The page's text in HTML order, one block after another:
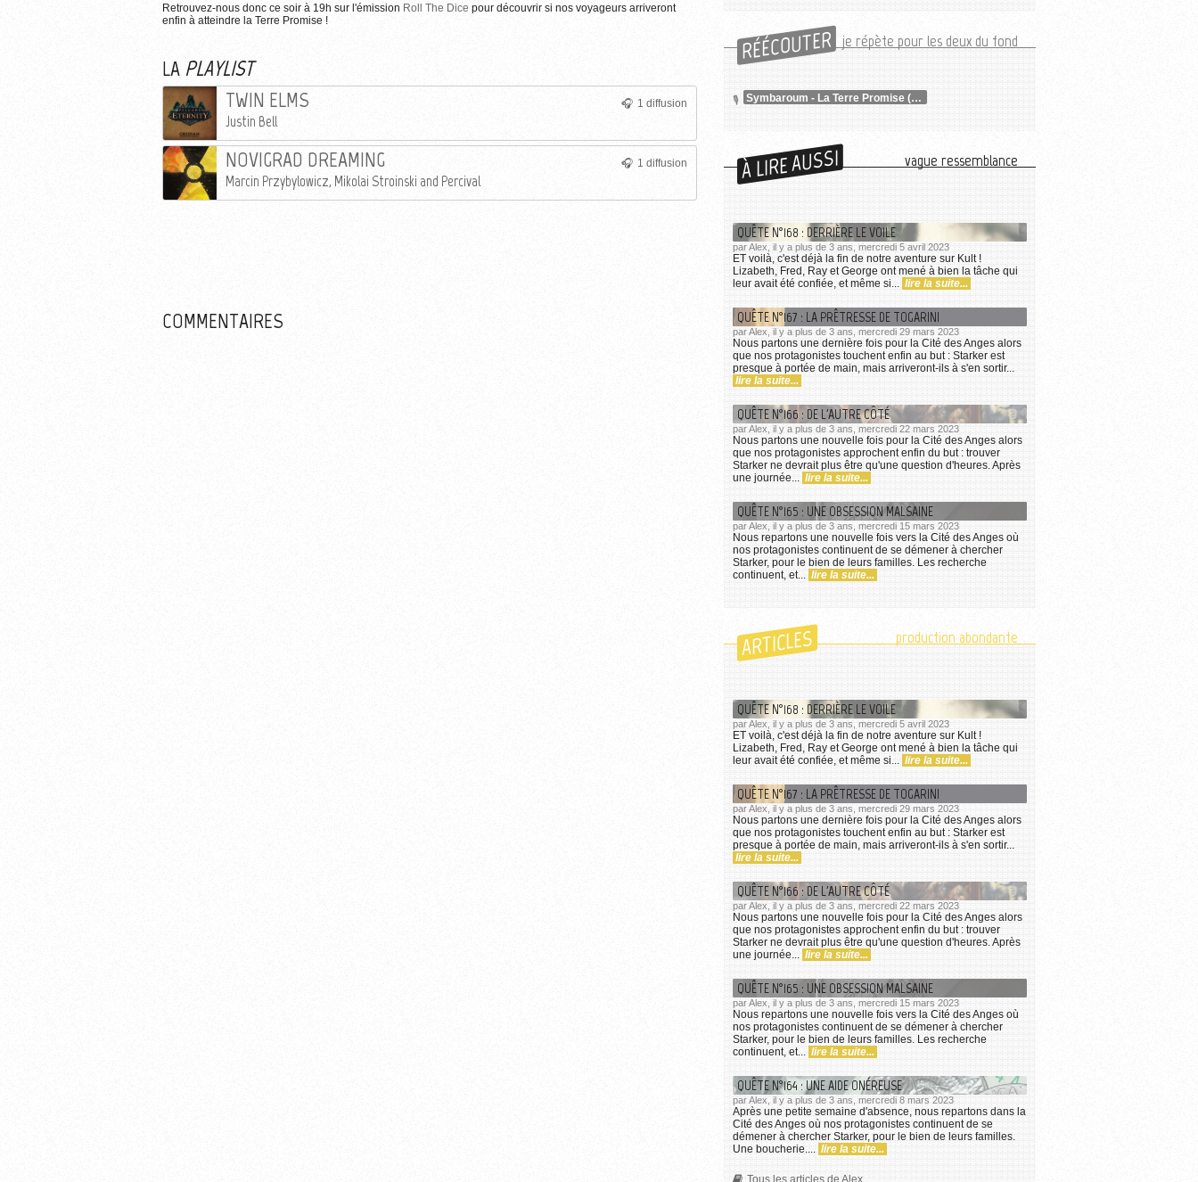
Retrouvez-nous donc ce soir à 19h sur l'émission Roll The Dice pour découvrir si nos voyageurs arriveront
enfin à atteindre la Terre Promise !
LA PLAYLIST
1 diffusion
TWIN ELMS
Justin Bell
1 diffusion
NOVIGRAD DREAMING
Marcin Przybylowicz, Mikolai Stroinski and Percival
COMMENTAIRES
RÉÉCOUTER je répète pour les deux du fond
Symbaroum - La Terre Promise (4/4)
À LIRE AUSSI vague ressemblance
QUÊTE N°168 : DERRIÈRE LE VOILE
par Alex, il y a plus de 3 ans, mercredi 5 avril 2023
ET voilà, c'est déjà la fin de notre aventure sur Kult !
Lizabeth, Fred, Ray et George ont mené à bien la tâche qui
leur avait été confiée, et même si... lire la suite...
QUÊTE N°167 : LA PRÊTRESSE DE TOGARINI
par Alex, il y a plus de 3 ans, mercredi 29 mars 2023
Nous partons une dernière fois pour la Cité des Anges alors
que nos protagonistes touchent enfin au but : Starker est
presque à portée de main, mais arriveront-ils à s'en sortir...
lire la suite...
QUÊTE N°166 : DE L'AUTRE CÔTÉ
par Alex, il y a plus de 3 ans, mercredi 22 mars 2023
Nous partons une nouvelle fois pour la Cité des Anges alors
que nos protagonistes approchent enfin du but : trouver
Starker ne devrait plus être qu'une question d'heures. Après
une journée... lire la suite...
QUÊTE N°165 : UNE OBSESSION MALSAINE
par Alex, il y a plus de 3 ans, mercredi 15 mars 2023
Nous repartons une nouvelle fois vers la Cité des Anges où
nos protagonistes continuent de se démener à chercher
Starker, pour le bien de leurs familles. Les recherche
continuent, et... lire la suite...
ARTICLES production abondante
QUÊTE N°168 : DERRIÈRE LE VOILE
par Alex, il y a plus de 3 ans, mercredi 5 avril 2023
ET voilà, c'est déjà la fin de notre aventure sur Kult !
Lizabeth, Fred, Ray et George ont mené à bien la tâche qui
leur avait été confiée, et même si... lire la suite...
QUÊTE N°167 : LA PRÊTRESSE DE TOGARINI
par Alex, il y a plus de 3 ans, mercredi 29 mars 2023
Nous partons une dernière fois pour la Cité des Anges alors
que nos protagonistes touchent enfin au but : Starker est
presque à portée de main, mais arriveront-ils à s'en sortir...
lire la suite...
QUÊTE N°166 : DE L'AUTRE CÔTÉ
par Alex, il y a plus de 3 ans, mercredi 22 mars 2023
Nous partons une nouvelle fois pour la Cité des Anges alors
que nos protagonistes approchent enfin du but : trouver
Starker ne devrait plus être qu'une question d'heures. Après
une journée... lire la suite...
QUÊTE N°165 : UNE OBSESSION MALSAINE
par Alex, il y a plus de 3 ans, mercredi 15 mars 2023
Nous repartons une nouvelle fois vers la Cité des Anges où
nos protagonistes continuent de se démener à chercher
Starker, pour le bien de leurs familles. Les recherche
continuent, et... lire la suite...
QUÊTE N°164 : UNE AIDE ONÉREUSE
par Alex, il y a plus de 3 ans, mercredi 8 mars 2023
Après une petite semaine d'absence, nous repartons dans la
Cité des Anges où nos protagonistes continuent de se
démener à chercher Starker, pour le bien de leurs familles.
Une boucherie.... lire la suite...
Tous les articles de Alex